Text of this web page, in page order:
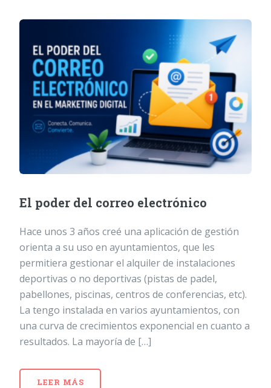
El poder del correo electrónico
Hace unos 3 años creé una aplicación de gestión
orienta a su uso en ayuntamientos, que les
permitiera gestionar el alquiler de instalaciones
deportivas o no deportivas (pistas de padel,
pabellones, piscinas, centros de conferencias, etc).
La tengo instalada en varios ayuntamientos, con
una curva de crecimientos exponencial en cuanto a
resultados. La mayoría de […]
LEER MÁS